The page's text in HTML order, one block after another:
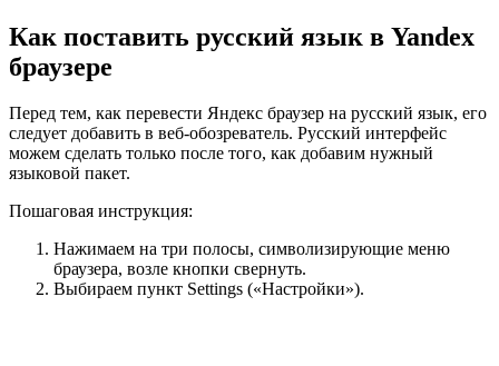
Как поставить русский язык в Yandex
браузере
Перед тем, как перевести Яндекс браузер на русский язык, его
следует добавить в веб-обозреватель. Русский интерфейс
можем сделать только после того, как добавим нужный
языковой пакет.
Пошаговая инструкция:
Нажимаем на три полосы, символизирующие меню
браузера, возле кнопки свернуть.
Выбираем пункт Settings («Настройки»).